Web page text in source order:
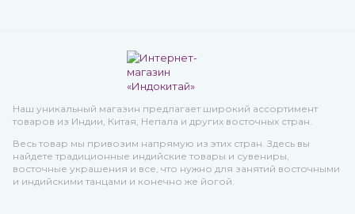
Наш уникальный магазин предлагает широкий ассортимент
товаров из Индии, Китая, Непала и других восточных стран.
Весь товар мы привозим напрямую из этих стран. Здесь вы
найдете традиционные индийские товары и сувениры,
восточные украшения и все, что нужно для занятий восточными
и индийскими танцами и конечно же йогой.